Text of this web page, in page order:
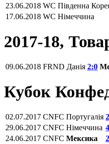
23.06.2018 WC Південна
17.06.2018 WC Німеччина
2017-18,
09.06.2018 FRND Данія 2:0
Кубок
02.07.2017 CNFC Португалія
29.06.2017 CNFC Німеччина
24.06.2017 CNFC Мексика